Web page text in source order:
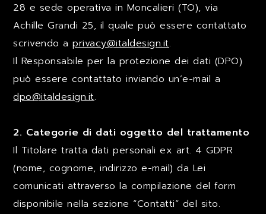
28 e sede operativa in Moncalieri (TO), via
Achille Grandi 25, il quale può essere contattato
scrivendo aprivacy@italdesign.it.
Il Responsabile per la protezione dei dati (DPO)
può essere contattato inviando un’e-mail a
dpo@italdesign.it.
2. Categorie di dati oggetto del trattamento
Il Titolare tratta dati personali ex art. 4 GDPR
(nome, cognome, indirizzo e-mail) da Lei
comunicati attraverso la compilazione del form
disponibile nella sezione “Contatti” del sito.